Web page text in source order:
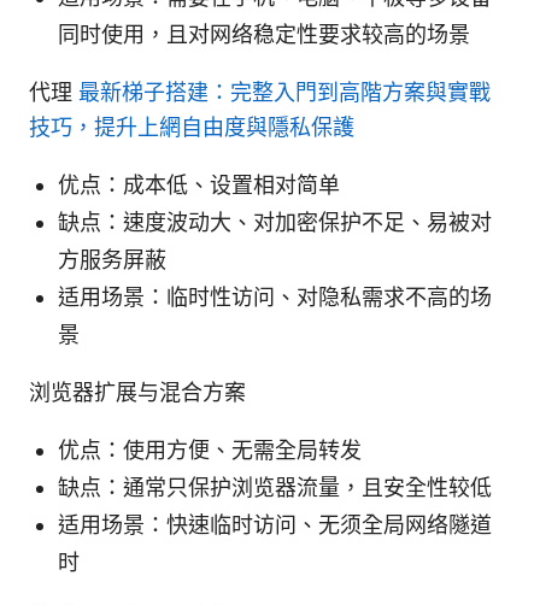
同时使用，且对网络稳定性要求较高的场景
代理 最新梯子搭建：完整入門到高階方案與實戰
技巧，提升上網自由度與隱私保護
优点：成本低、设置相对简单
缺点：速度波动大、对加密保护不足、易被对
方服务屏蔽
适用场景：临时性访问、对隐私需求不高的场
景
浏览器扩展与混合方案
优点：使用方便、无需全局转发
缺点：通常只保护浏览器流量，且安全性较低
适用场景：快速临时访问、无须全局网络隧道
时